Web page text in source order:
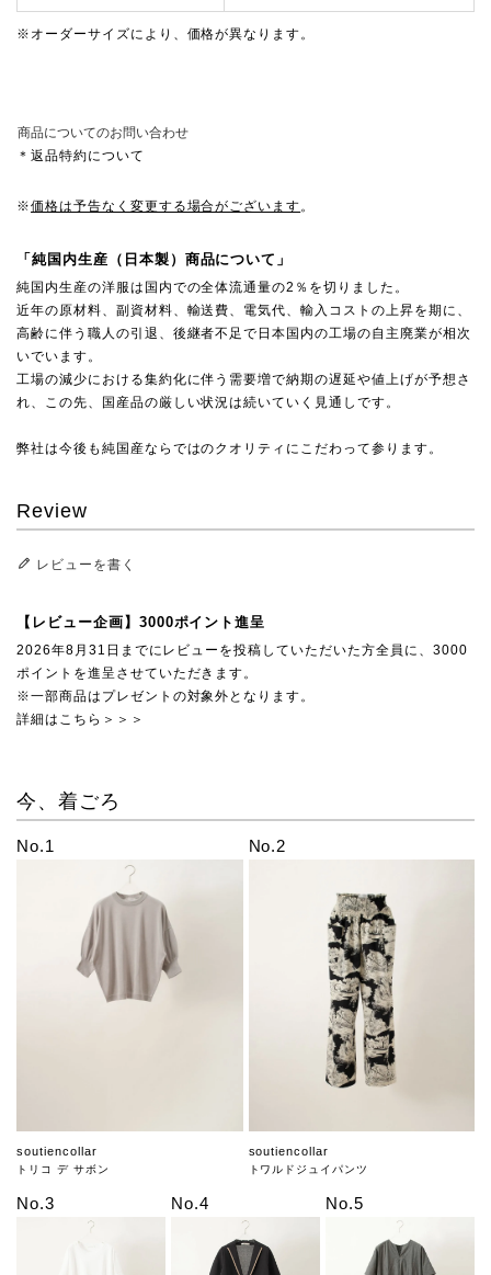
※オーダーサイズにより、価格が異なります。
商品についてのお問い合わせ
＊返品特約について
※価格は予告なく変更する場合がございます。
「純国内生産（日本製）商品について」
純国内生産の洋服は国内での全体流通量の2％を切りました。
近年の原材料、副資材料、輸送費、電気代、輸入コストの上昇を期に、
高齢に伴う職人の引退、後継者不足で日本国内の工場の自主廃業が相次
いでいます。
工場の減少における集約化に伴う需要増で納期の遅延や値上げが予想さ
れ、この先、国産品の厳しい状況は続いていく見通しです。
弊社は今後も純国産ならではのクオリティにこだわって参ります。
Review
レビューを書く
【レビュー企画】3000ポイント進呈
2026年8月31日までにレビューを投稿していただいた方全員に、3000
ポイントを進呈させていただきます。
※一部商品はプレゼントの対象外となります。
詳細はこちら＞＞＞
今、着ごろ
No.1
soutiencollar
トリコ デ サボン
No.2
soutiencollar
トワルドジュイパンツ
No.3 No.4 No.5